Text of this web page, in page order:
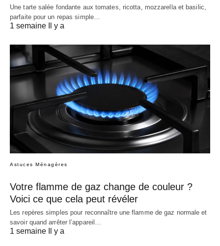
Une tarte salée fondante aux tomates, ricotta, mozzarella et basilic,
parfaite pour un repas simple…
1 semaine Il y a
Astuces Ménagères
Votre flamme de gaz change de couleur ?
Voici ce que cela peut révéler
Les repères simples pour reconnaître une flamme de gaz normale et
savoir quand arrêter l’appareil…
1 semaine Il y a